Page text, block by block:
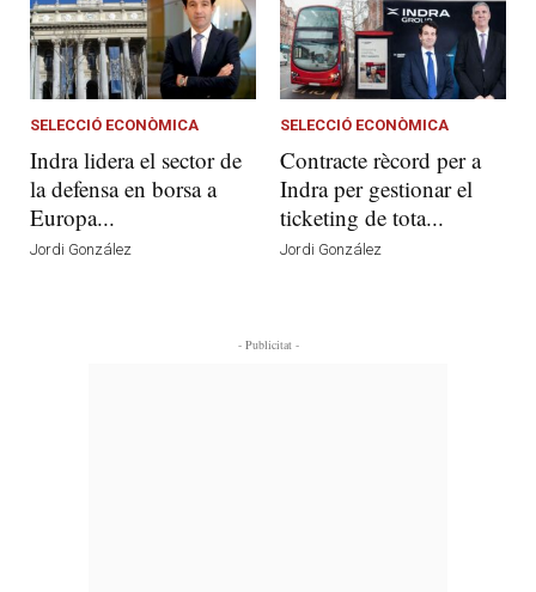
SELECCIÓ ECONÒMICA
Indra lidera el sector de
la defensa en borsa a
Europa...
Jordi González
SELECCIÓ ECONÒMICA
Contracte rècord per a
Indra per gestionar el
ticketing de tota...
Jordi González
- Publicitat -